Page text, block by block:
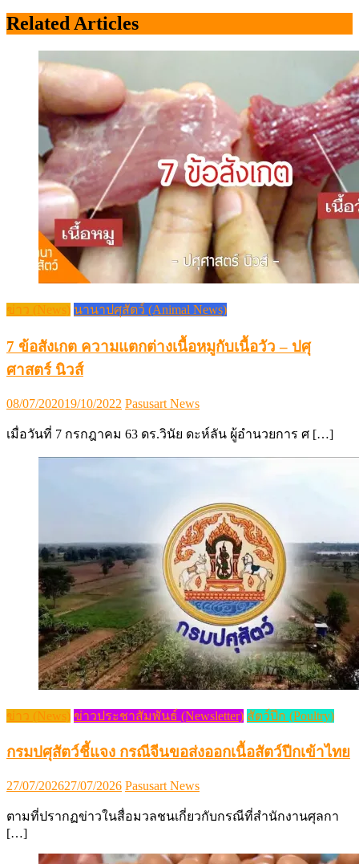
Related Articles
ข่าว (News) นานาปศุสัตว์ (Animal News)
7 ข้อสังเกต ความแตกต่างเนื้อหมูกับเนื้อวัว – ปศุ
ศาสตร์ นิวส์
Posted
08/07/202019/10/2022 Author
Pasusart News
เมื่อวันที่ 7 กรกฎาคม 63 ดร.วินัย ดะห์ลัน ผู้อำนวยการ ศ […]
ข่าว (News) ข่าวประชาสัมพันธ์ (Newsletter) สัตว์ปีก (Poultry)
กรมปศุสัตว์ชี้แจง กรณีจีนขอส่งออกเนื้อสัตว์ปีกเข้าไทย
Posted
27/07/202627/07/2026 Author
Pasusart News
ตามที่ปรากฏข่าวในสื่อมวลชนเกี่ยวกับกรณีที่สำนักงานศุลกา
[…]